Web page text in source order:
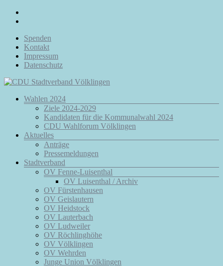
Zum
Inhalt
Spenden
Kontakt
Impressum
Datenschutz
CDU
Stadtverband
Völklingen
Euch.
Menü
Wahlen 2024
Ziele 2024-2029
Kandidaten für die Kommunalwahl 2024
CDU Wahlforum Völklingen
Aktuelles
Anträge
Pressemeldungen
Stadtverband
OV Fenne-Luisenthal
OV Luisenthal / Archiv
OV Fürstenhausen
OV Geislautern
OV Heidstock
OV Lauterbach
OV Ludweiler
OV Röchlinghöhe
OV Völklingen
OV Wehrden
Junge Union Völklingen